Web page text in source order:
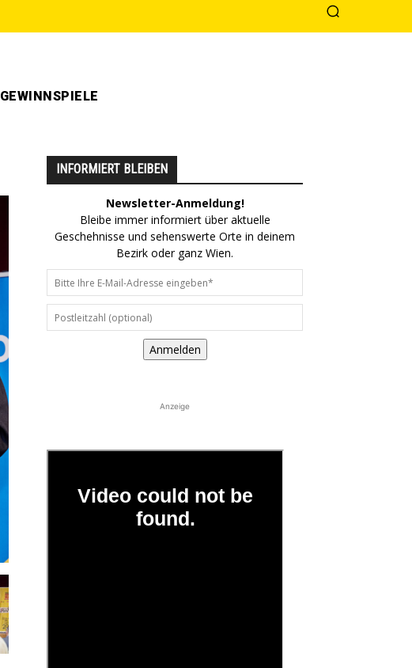
GEWINNSPIELE
INFORMIERT BLEIBEN
Newsletter-Anmeldung!
Bleibe immer informiert über aktuelle
Geschehnisse und sehenswerte Orte in deinem
Bezirk oder ganz Wien.
Anmelden
Anzeige